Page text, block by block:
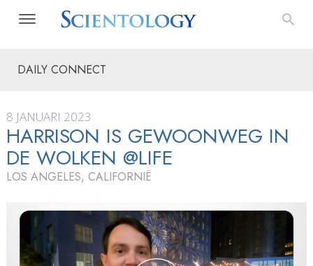
DAILY CONNECT
8 JANUARI 2023
HARRISON IS GEWOONWEG IN
DE WOLKEN @LIFE
LOS ANGELES, CALIFORNIË